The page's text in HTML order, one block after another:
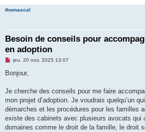
thomascal
Besoin de conseils pour
en adoption
M
s
g
n
o
l
u
jeu. 20 nov. 2025 13:07
Bonjour,
Je cherche des conseils pour me faire
mon projet d’adoption. Je voudrais quelqu’un
démarches et les procédures pour les familles
existe des cabinets avec plusieurs avocats qui
domaines comme le droit de la famille, le droit